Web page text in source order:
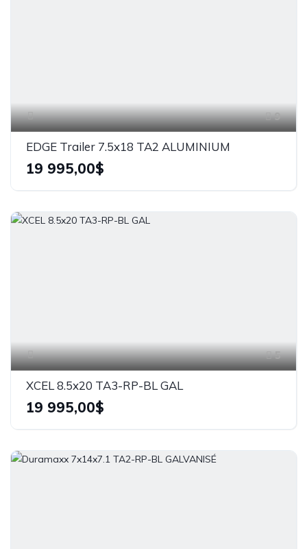
9
EDGE Trailer 7.5x18 TA2 ALUMINIUM
19 995,00$
5
XCEL 8.5x20 TA3-RP-BL GAL
19 995,00$